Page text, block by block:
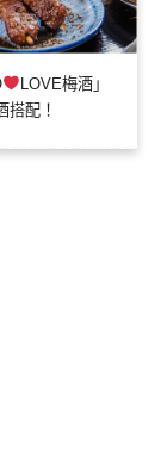
LOVE梅酒」
搭配！